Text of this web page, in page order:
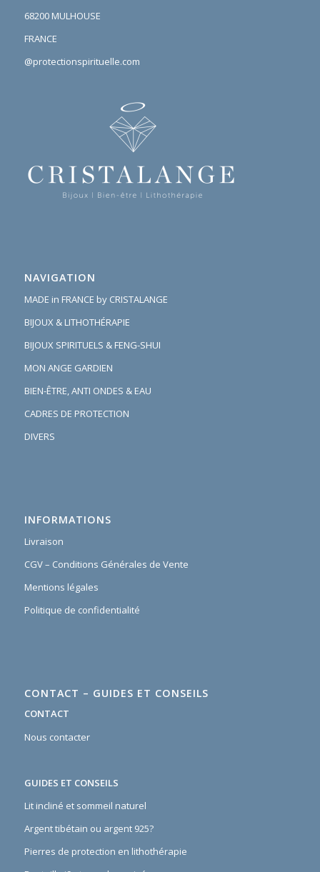
68200 MULHOUSE
FRANCE
@protectionspirituelle.com
NAVIGATION
MADE in FRANCE by CRISTALANGE
BIJOUX & LITHOTHÉRAPIE
BIJOUX SPIRITUELS & FENG-SHUI
MON ANGE GARDIEN
BIEN-ÊTRE, ANTI ONDES & EAU
CADRES DE PROTECTION
DIVERS
INFORMATIONS
Livraison
CGV – Conditions Générales de Vente
Mentions légales
Politique de confidentialité
CONTACT – GUIDES ET CONSEILS
CONTACT
Nous contacter
GUIDES ET CONSEILS
Lit incliné et sommeil naturel
Argent tibétain ou argent 925?
Pierres de protection en lithothérapie